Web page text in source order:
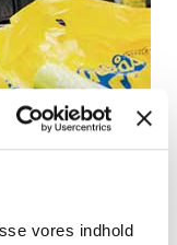
vores indhold
Læs mere